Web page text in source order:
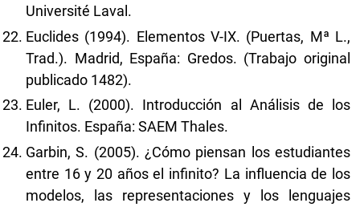
Université Laval.
Euclides (1994). Elementos V-IX. (Puertas, Mª L.,
Trad.). Madrid, España: Gredos. (Trabajo original
publicado 1482).
Euler, L. (2000). Introducción al Análisis de los
Infinitos. España: SAEM Thales.
Garbin, S. (2005). ¿Cómo piensan los estudiantes
entre 16 y 20 años el infinito? La influencia de los
modelos, las representaciones y los lenguajes